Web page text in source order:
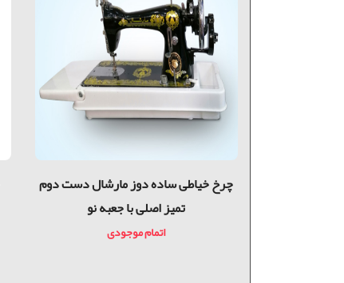
چرخ خیاطی ساده دوز مارشال دست دوم
تمیز اصلی با جعبه نو
اتمام موجودی